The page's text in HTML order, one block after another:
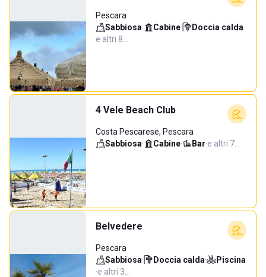
Pescara
Sabbiosa· Cabine· Doccia calda·
e altri 8…
4 Vele Beach Club
Costa Pescarese, Pescara
Sabbiosa· Cabine· Bar·e altri 7…
Belvedere
Pescara
Sabbiosa· Doccia calda·
Piscina
·e altri 3…